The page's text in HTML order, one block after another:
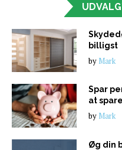
billigst
by Mark
Spar
at
by Mark
Øg din